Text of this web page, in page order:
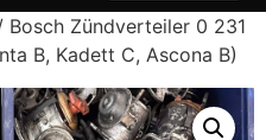
Bosch Zündverteiler 0 231
B, Kadett C, Ascona B)